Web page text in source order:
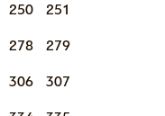
250 251
278 279
306 307